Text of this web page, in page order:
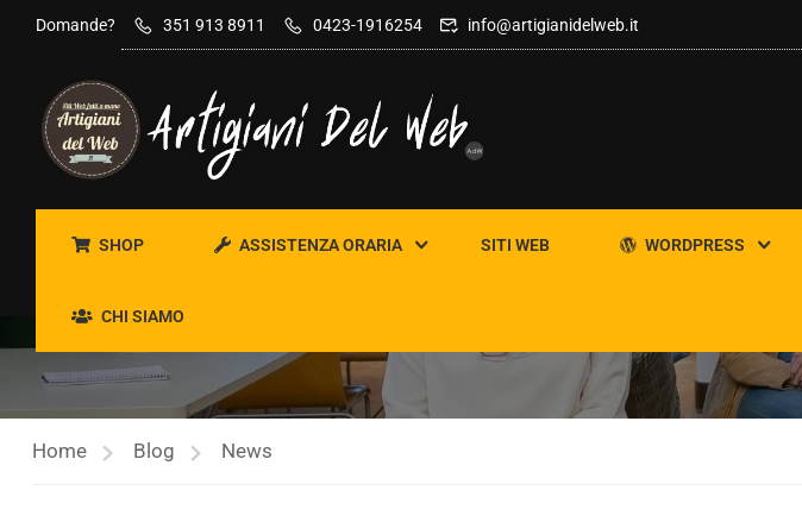
contenuto
Domande? 351 913 8911 0423-1916254 info@artigianidelweb.it
SHOP ASSISTENZA ORARIA SITI WEB WORDPRESS
CHI SIAMO
NEWS
Home Blog News